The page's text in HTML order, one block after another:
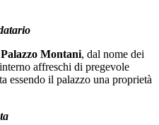
Palazzo Montani, dal nome dei
affreschi di pregevole
essendo il palazzo una proprietà